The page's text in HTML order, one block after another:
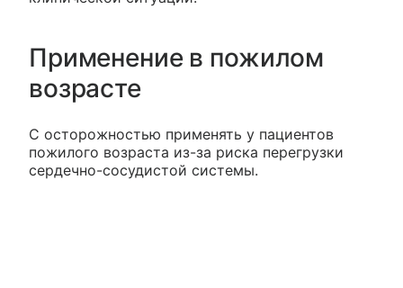
Применение в пожилом
возрасте
С осторожностью применять у пациентов
пожилого возраста из-за риска перегрузки
сердечно-сосудистой системы.